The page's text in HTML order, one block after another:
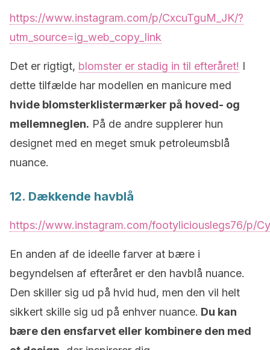
https://www.instagram.com/p/CxcuTguM_JK/?
utm_source=ig_web_copy_link
Det er rigtigt, blomster er stadig in til efteråret! I
dette tilfælde har modellen en manicure med
hvide blomsterklistermærker på hoved- og
mellemneglen. På de andre supplerer hun
designet med en meget smuk petroleumsblå
nuance.
12. Dækkende havblå
https://www.instagram.com/footyliciouslegs76/p/
En anden af de ideelle farver at bære i
begyndelsen af efteråret er den havblå nuance.
Den skiller sig ud på hvid hud, men den vil helt
sikkert skille sig ud på enhver nuance. Du kan
bære den ensfarvet eller kombinere den med